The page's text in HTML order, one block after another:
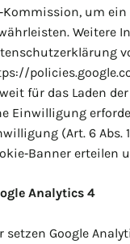
um
Weitere
für das Laden
Einwilligung
(Art. 6 Abs.
erteilen
Analytics 4
setzen Google